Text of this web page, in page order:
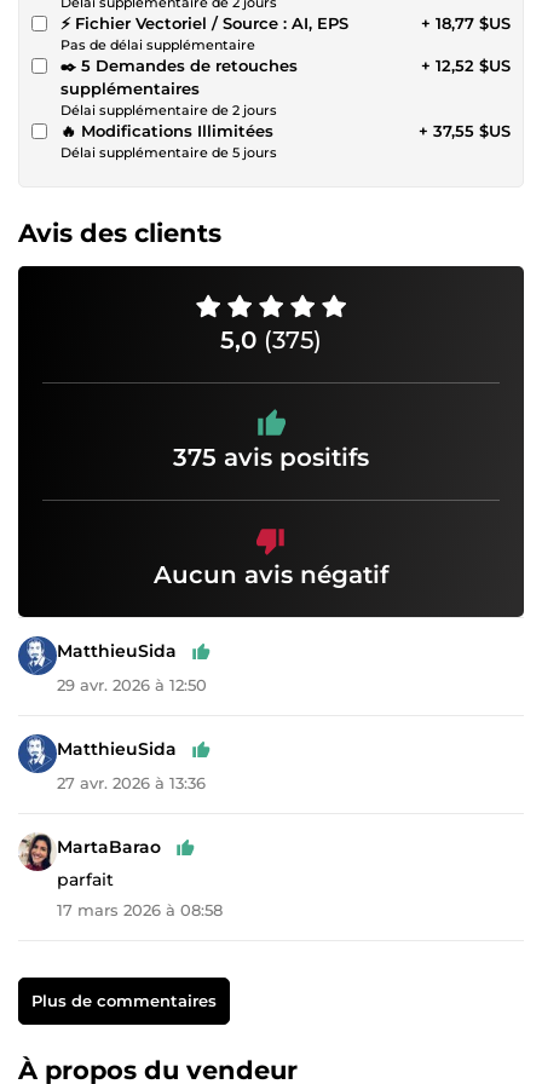
⚡ Fichier Vectoriel / Source : AI, EPS
Pas de délai supplémentaire
+ 18,77 $US
✒️ 5 Demandes de retouches
supplémentaires
Délai supplémentaire de 2 jours
+ 12,52 $US
🔥 Modifications Illimitées
Délai supplémentaire de 5 jours
+ 37,55 $US
Avis des clients
5,0 (375)
375 avis positifs
Aucun avis négatif
MatthieuSida
29 avr. 2026 à 12:50
MatthieuSida
27 avr. 2026 à 13:36
MartaBarao
parfait
17 mars 2026 à 08:58
Plus de commentaires
À propos du vendeur